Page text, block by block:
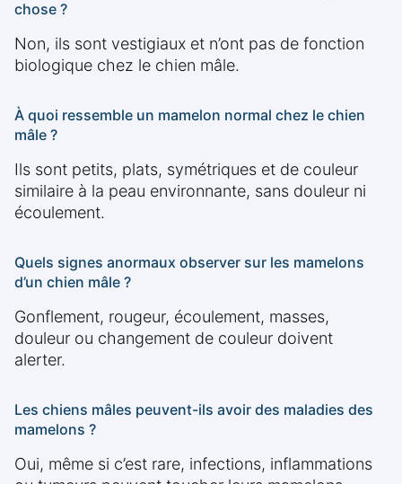
chose ?
Non, ils sont vestigiaux et n’ont pas de fonction
biologique chez le chien mâle.
À quoi ressemble un mamelon normal chez le chien
mâle ?
Ils sont petits, plats, symétriques et de couleur
similaire à la peau environnante, sans douleur ni
écoulement.
Quels signes anormaux observer sur les mamelons
d’un chien mâle ?
Gonflement, rougeur, écoulement, masses,
douleur ou changement de couleur doivent
alerter.
Les chiens mâles peuvent-ils avoir des maladies des
mamelons ?
Oui, même si c’est rare, infections, inflammations